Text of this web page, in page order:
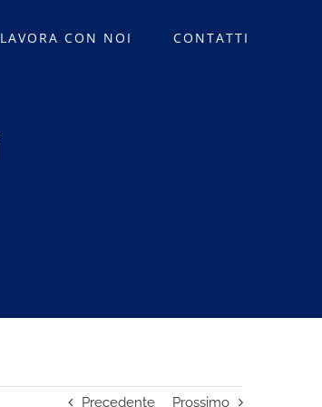
LAVORA CON NOI CONTATTI
Precedente Prossimo